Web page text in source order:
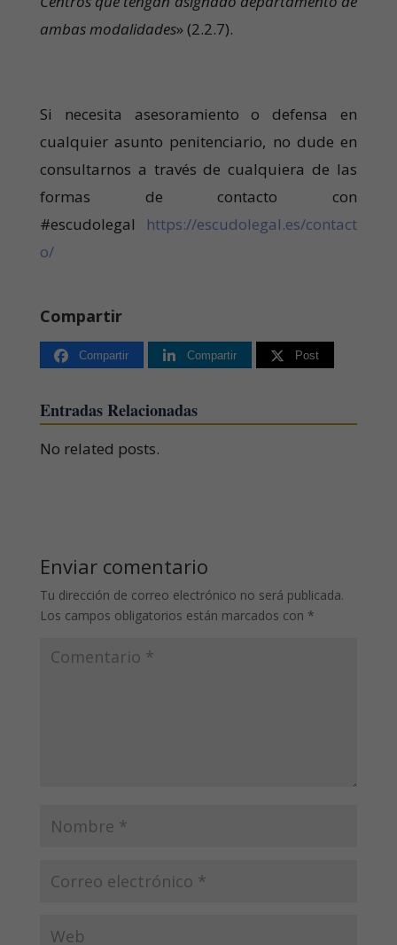
ambas modalidades» (2.2.7).
Si necesita asesoramiento o defensa en
cualquier asunto penitenciario, no dude en
consultarnos a través de cualquiera de las
formas de contacto con
#escudolegal https://escudolegal.es/contact
o/
Compartir
Compartir Compartir Post
Entradas Relacionadas
No related posts.
Enviar comentario
Tu dirección de correo electrónico no será publicada.
Los campos obligatorios están marcados con *